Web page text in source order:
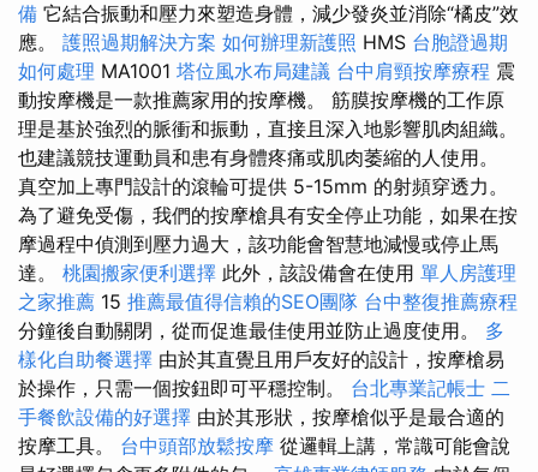
備 它結合振動和壓力來塑造身體，減少發炎並消除“橘皮”效
應。 護照過期解決方案 如何辦理新護照 HMS 台胞證過期
如何處理 MA1001 塔位風水布局建議 台中肩頸按摩療程 震
動按摩機是一款推薦家用的按摩機。 筋膜按摩機的工作原
理是基於強烈的脈衝和振動，直接且深入地影響肌肉組織。
也建議競技運動員和患有身體疼痛或肌肉萎縮的人使用。
真空加上專門設計的滾輪可提供 5-15mm 的射頻穿透力。
為了避免受傷，我們的按摩槍具有安全停止功能，如果在按
摩過程中偵測到壓力過大，該功能會智慧地減慢或停止馬
達。 桃園搬家便利選擇 此外，該設備會在使用 單人房護理
之家推薦 15 推薦最值得信賴的SEO團隊 台中整復推薦療程
分鐘後自動關閉，從而促進最佳使用並防止過度使用。 多
樣化自助餐選擇 由於其直覺且用戶友好的設計，按摩槍易
於操作，只需一個按鈕即可平穩控制。 台北專業記帳士 二
手餐飲設備的好選擇 由於其形狀，按摩槍似乎是最合適的
按摩工具。 台中頭部放鬆按摩 從邏輯上講，常識可能會說